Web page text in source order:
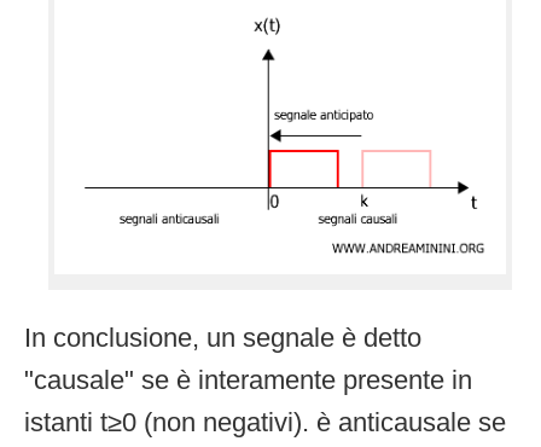
In conclusione, un segnale è detto
"causale" se è interamente presente in
istanti t≥0 (non negativi). è anticausale se